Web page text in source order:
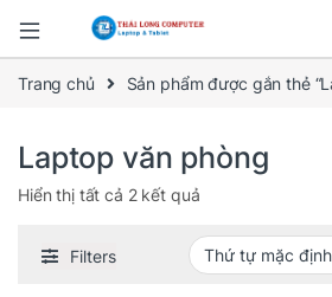
Trang chủ Sản phẩm được gắn thẻ
Laptop văn phòng
Hiển thị tất cả 2 kết quả
Filters